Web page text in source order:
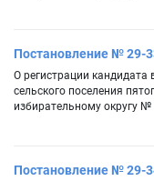
Постановление № 29-
О регистрации кандидата
сельского поселения
избирательному округу
Постановление № 29-